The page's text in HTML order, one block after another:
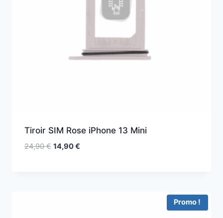
Tiroir SIM Rose iPhone 13 Mini
24,90€ 14,90€
Promo !